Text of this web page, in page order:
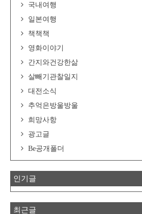
국내여행
일본여행
책책책
영화이야기
간지와건강한삶
살빼기관찰일지
대전소식
추억은방울방울
희망사항
광고글
Be공개폴더
인기글
최근글